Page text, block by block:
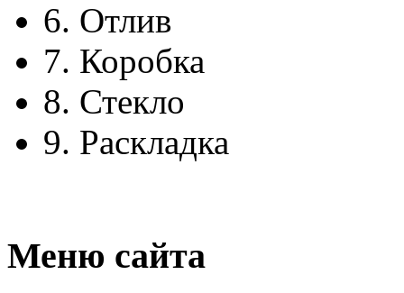
6. Отлив
7. Коробка
8. Стекло
9. Раскладка
Меню сайта